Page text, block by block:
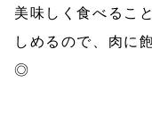
美味しく食べるこ
しめるので、肉に
◎